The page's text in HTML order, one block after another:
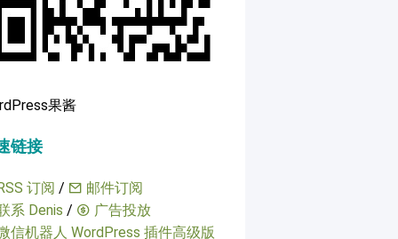
果酱
链接
订阅 /
邮件订阅
系 Denis /
广告投放
信机器人 WordPress 插件高级版